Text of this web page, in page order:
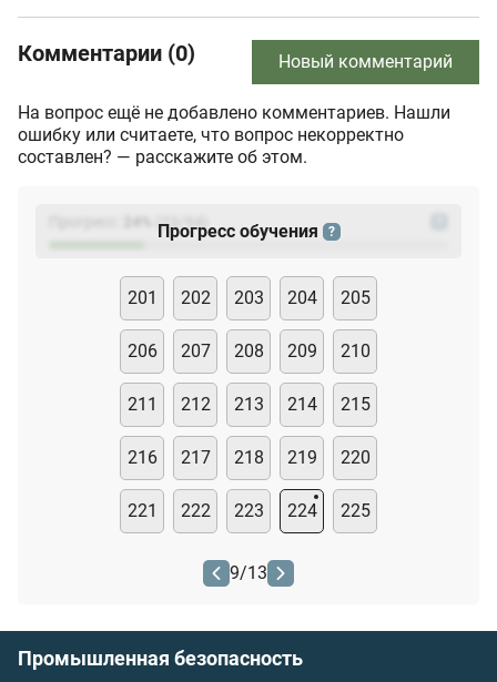
Комментарии (0) Новый комментарий
На вопрос ещё не добавлено комментариев. Нашли
ошибку или считаете, что вопрос некорректно
составлен? — расскажите об этом.
(23
Прогресс обучения ?
201 202 203 204 205
206 207 208 209 210
211 212 213 214 215
216 217 218 219 220
221 222 223 224 225
9/13
Промышленная безопасность